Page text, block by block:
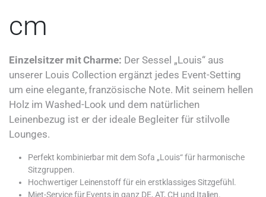
cm
Einzelsitzer mit Charme: Der Sessel „Louis“ aus
unserer Louis Collection ergänzt jedes Event-Setting
um eine elegante, französische Note. Mit seinem hellen
Holz im Washed-Look und dem natürlichen
Leinenbezug ist er der ideale Begleiter für stilvolle
Lounges.
Perfekt kombinierbar mit dem Sofa „Louis“ für harmonische
Sitzgruppen.
Hochwertiger Leinenstoff für ein erstklassiges Sitzgefühl.
Miet-Service für Events in ganz DE, AT, CH und Italien.